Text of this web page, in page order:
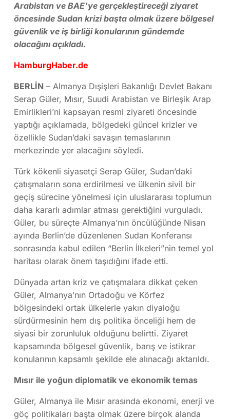
Arabistan ve BAE’ye gerçekleştireceği ziyaret
öncesinde Sudan krizi başta olmak üzere bölgesel
güvenlik ve iş birliği konularının gündemde
olacağını açıkladı.
HamburgHaber.de
BERLİN – Almanya Dışişleri Bakanlığı Devlet Bakanı
Serap Güler, Mısır, Suudi Arabistan ve Birleşik Arap
Emirlikleri’ni kapsayan resmi ziyareti öncesinde
yaptığı açıklamada, bölgedeki güncel krizler ve
özellikle Sudan’daki savaşın temaslarının
merkezinde yer alacağını söyledi.
Türk kökenli siyasetçi Serap Güler, Sudan’daki
çatışmaların sona erdirilmesi ve ülkenin sivil bir
geçiş sürecine yönelmesi için uluslararası toplumun
daha kararlı adımlar atması gerektiğini vurguladı.
Güler, bu süreçte Almanya’nın öncülüğünde Nisan
ayında Berlin’de düzenlenen Sudan Konferansı
sonrasında kabul edilen “Berlin İlkeleri”nin temel yol
haritası olarak önem taşıdığını ifade etti.
Dünyada artan kriz ve çatışmalara dikkat çeken
Güler, Almanya’nın Ortadoğu ve Körfez
bölgesindeki ortak ülkelerle yakın diyaloğu
sürdürmesinin hem dış politika önceliği hem de
siyasi bir zorunluluk olduğunu belirtti. Ziyaret
kapsamında bölgesel güvenlik, barış ve istikrar
konularının kapsamlı şekilde ele alınacağı aktarıldı.
Mısır ile yoğun diplomatik ve ekonomik temas
Güler, Almanya ile Mısır arasında ekonomi, enerji ve
göç politikaları başta olmak üzere birçok alanda